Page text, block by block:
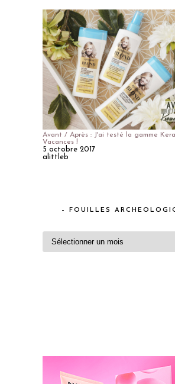
Avant / Après : J'ai testé la gamme
Vacances !
5 octobre 2017
alittleb
– FOUILLES